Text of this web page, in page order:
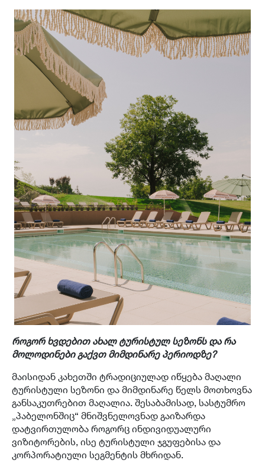
როგორ ხვდებით ახალ ტურისტულ სეზონს და რა
მოლოდინები გაქვთ მიმდინარე პერიოდზე?
მაისიდან კახეთში ტრადიციულად იწყება მაღალი
ტურისტული სეზონი და მიმდინარე წელს მოთხოვნა
განსაკუთრებით მაღალია. შესაბამისად, სასტუმრო
„პაბელონშიც“ მნიშვნელოვნად გაიზარდა
დატვირთულობა როგორც ინდივიდუალური
ვიზიტორების, ისე ტურისტული ჯგუფებისა და
კორპორატიული სეგმენტის მხრიდან.